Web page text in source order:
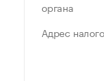
органа
Адрес